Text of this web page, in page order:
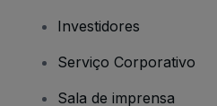
Investidores
Serviço Corporativo
Sala de imprensa